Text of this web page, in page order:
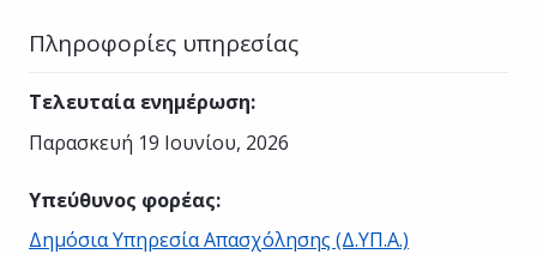
Πληροφορίες υπηρεσίας
Τελευταία ενημέρωση:
Παρασκευή 19 Ιουνίου, 2026
Υπεύθυνος φορέας:
Δημόσια Υπηρεσία Απασχόλησης (Δ.ΥΠ.Α.)